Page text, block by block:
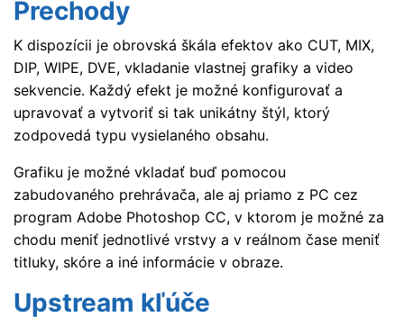
Prechody
K dispozícii je obrovská škála efektov ako CUT, MIX,
DIP, WIPE, DVE, vkladanie vlastnej grafiky a video
sekvencie. Každý efekt je možné konfigurovať a
upravovať a vytvoriť si tak unikátny štýl, ktorý
zodpovedá typu vysielaného obsahu.
Grafiku je možné vkladať buď pomocou
zabudovaného prehrávača, ale aj priamo z PC cez
program Adobe Photoshop CC, v ktorom je možné za
chodu meniť jednotlivé vrstvy a v reálnom čase meniť
titluky, skóre a iné informácie v obraze.
Upstream kľúče